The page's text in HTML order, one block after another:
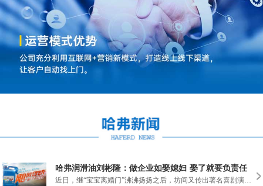
哈弗润滑油刘彬隆：做企业如娶媳妇 娶了就要负责任
近日，继“宝宝离婚门”沸沸扬扬之后，坊间又传出著名喜剧演员宋小宝出轨学生门事件，一时间，娱乐圈内外一片哗然。一个是妻子对丈夫的责任，一个是对下一代的责任，在我们各......